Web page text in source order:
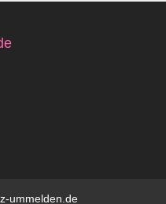
ummelden.de